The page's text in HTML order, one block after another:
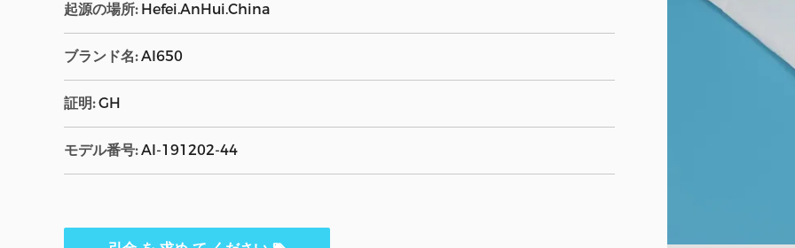
起源の場所: Hefei.AnHui.China
ブランド名: AI650
証明: GH
モデル番号: AI-191202-44